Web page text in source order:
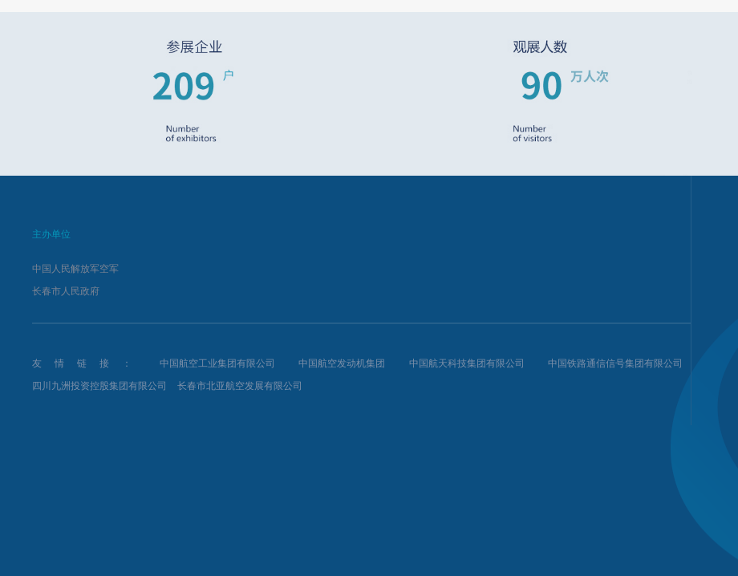
主办单位
中国人民解放军空军
长春市人民政府
友情链接：中国航空工业集团有限公司 中国航空发动机集团 中国航天科技集团有限公司
中国铁路通信信号集团有限公司
四川九洲投资控股集团有限公司
长春市北亚航空发展有限公司